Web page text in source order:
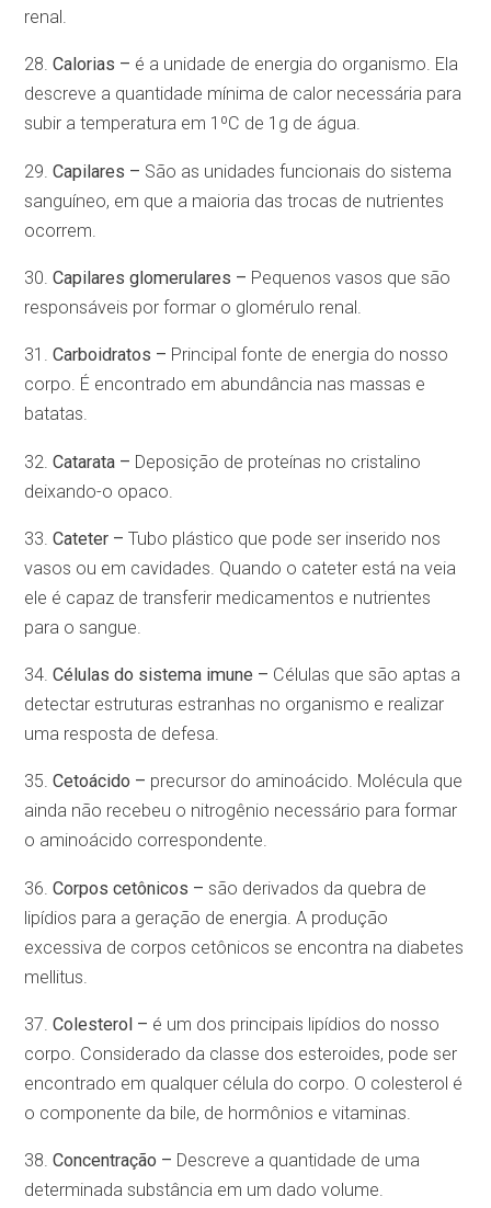
renal.
28.Calorias – é a unidade de energia do organismo. Ela
descreve a quantidade mínima de calor necessária para
subir a temperatura em 1ºC de 1g de água.
29.Capilares – São as unidades funcionais do sistema
sanguíneo, em que a maioria das trocas de nutrientes
ocorrem.
30.Capilares glomerulares – Pequenos vasos que são
responsáveis por formar o glomérulo renal.
31.Carboidratos – Principal fonte de energia do nosso
corpo. É encontrado em abundância nas massas e
batatas.
32. Catarata – Deposição de proteínas no cristalino
deixando-o opaco.
33.Cateter – Tubo plástico que pode ser inserido nos
vasos ou em cavidades. Quando o cateter está na veia
ele é capaz de transferir medicamentos e nutrientes
para o sangue.
34.Células do sistema imune – Células que são aptas a
detectar estruturas estranhas no organismo e realizar
uma resposta de defesa.
35.Cetoácido – precursor do aminoácido. Molécula que
ainda não recebeu o nitrogênio necessário para formar
o aminoácido correspondente.
36.Corpos cetônicos – são derivados da quebra de
lipídios para a geração de energia. A produção
excessiva de corpos cetônicos se encontra na diabetes
mellitus.
37.Colesterol – é um dos principais lipídios do nosso
corpo. Considerado da classe dos esteroides, pode ser
encontrado em qualquer célula do corpo. O colesterol é
o componente da bile, de hormônios e vitaminas.
38.Concentração – Descreve a quantidade de uma
determinada substância em um dado volume.